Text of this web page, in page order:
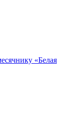
«Белая